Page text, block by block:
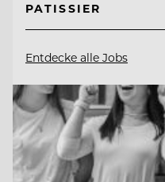
PATISSIER
Entdecke alle Jobs